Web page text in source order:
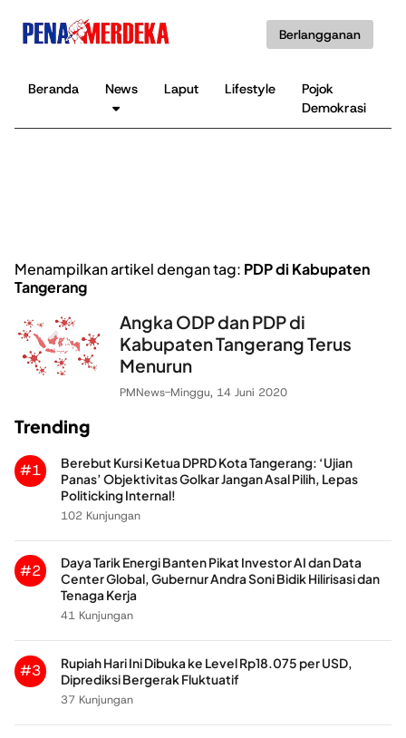
Berlangganan
Beranda News Laput Lifestyle
Pojok
Demokrasi
Menampilkan artikel dengan tag: PDP di Kabupaten
Tangerang
Angka ODP dan PDP di
Kabupaten Tangerang Terus
Menurun
PMNews-Minggu, 14 Juni 2020
Trending
#1
Berebut Kursi Ketua DPRD Kota Tangerang: ‘Ujian
Panas’ Objektivitas Golkar Jangan Asal Pilih, Lepas
Politicking Internal!
102 Kunjungan
#2
Daya Tarik Energi Banten Pikat Investor AI dan Data
Center Global, Gubernur Andra Soni Bidik Hilirisasi dan
Tenaga Kerja
41 Kunjungan
#3
Rupiah Hari Ini Dibuka ke Level Rp18.075 per USD,
Diprediksi Bergerak Fluktuatif
37 Kunjungan